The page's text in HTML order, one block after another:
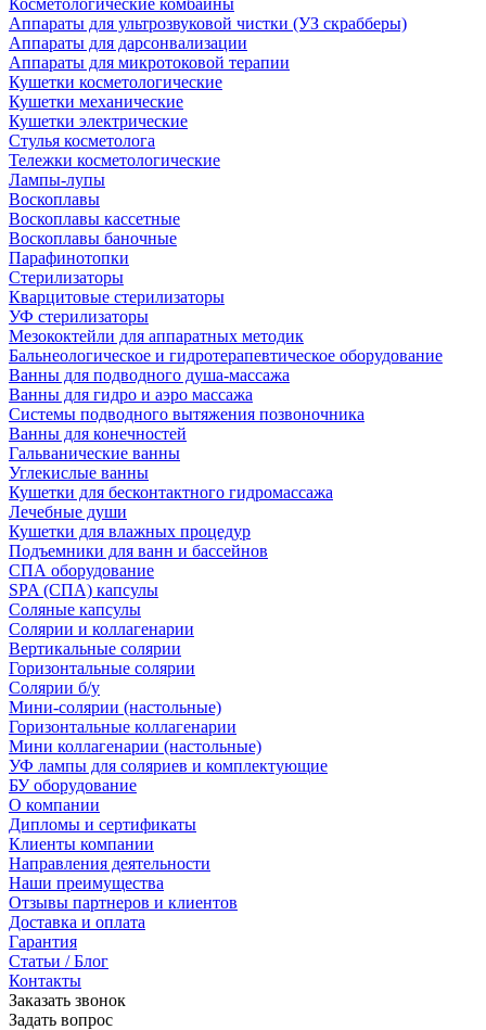
Косметологические комбайны
Аппараты для ультрозвуковой чистки (УЗ скрабберы)
Аппараты для дарсонвализации
Аппараты для микротоковой терапии
Кушетки косметологические
Кушетки механические
Кушетки электрические
Стулья косметолога
Тележки косметологические
Лампы-лупы
Воскоплавы
Воскоплавы кассетные
Воскоплавы баночные
Парафинотопки
Стерилизаторы
Кварцитовые стерилизаторы
УФ стерилизаторы
Мезококтейли для аппаратных методик
Бальнеологическое и гидротерапевтическое оборудование
Ванны для подводного душа-массажа
Ванны для гидро и аэро массажа
Системы подводного вытяжения позвоночника
Ванны для конечностей
Гальванические ванны
Углекислые ванны
Кушетки для бесконтактного гидромассажа
Лечебные души
Кушетки для влажных процедур
Подъемники для ванн и бассейнов
СПА оборудование
SPA (СПА) капсулы
Соляные капсулы
Солярии и коллагенарии
Вертикальные солярии
Горизонтальные солярии
Солярии б/у
Мини-солярии (настольные)
Горизонтальные коллагенарии
Мини коллагенарии (настольные)
УФ лампы для соляриев и комплектующие
БУ оборудование
О компании
Дипломы и сертификаты
Клиенты компании
Направления деятельности
Наши преимущества
Отзывы партнеров и клиентов
Доставка и оплата
Гарантия
Статьи / Блог
Контакты
Заказать звонок
Задать вопрос